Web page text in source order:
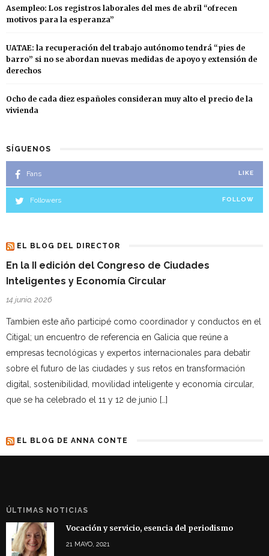
Asempleo: Los registros laborales del mes de abril “ofrecen
motivos para la esperanza”
UATAE: la recuperación del trabajo autónomo tendrá “pies de
barro” si no se abordan nuevas medidas de apoyo y extensión de
derechos
Ocho de cada diez españoles consideran muy alto el precio de la
vivienda
SÍGUENOS
Fans LIKE
Followers FOLLOW
EL BLOG DEL DIRECTOR
En la II edición del Congreso de Ciudades
Inteligentes y Economía Circular
14 junio, 2026
Tambien este año participé como coordinador y conductos en el
Citigal; un encuentro de referencia en Galicia que reúne a
empresas tecnológicas y expertos internacionales para debatir
sobre el futuro de las ciudades y sus retos en transformación
digital, sostenibilidad, movilidad inteligente y economía circular,
que se ha celebrado el 11 y 12 de junio […]
EL BLOG DE ANNA CONTE
ÚLTIMAS NOTICIAS
Vocación y servicio, esencia del periodismo
21 MAYO, 2021